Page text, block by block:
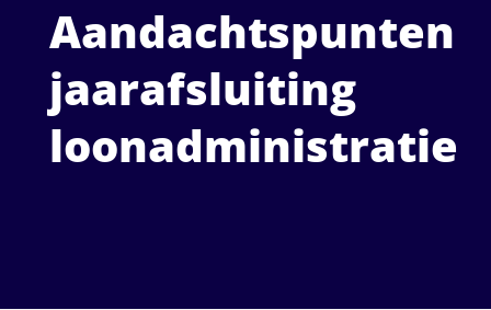
Aandachtspunten
jaarafsluiting
loonadministratie